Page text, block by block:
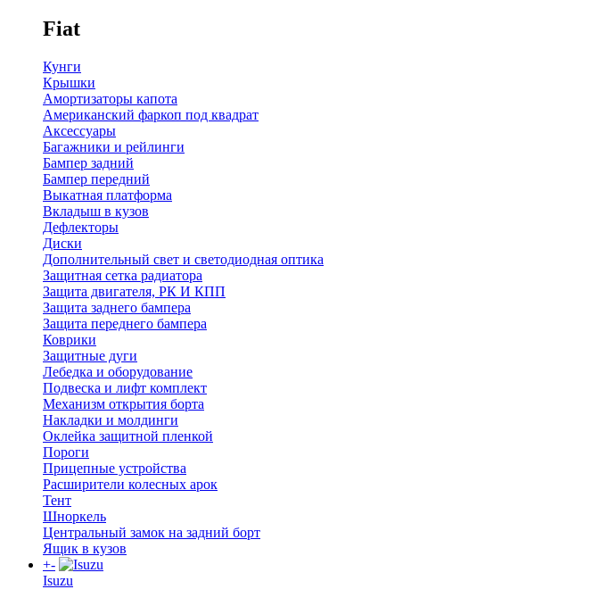
Fiat
Кунги
Крышки
Амортизаторы капота
Американский фаркоп под квадрат
Аксессуары
Багажники и рейлинги
Бампер задний
Бампер передний
Выкатная платформа
Вкладыш в кузов
Дефлекторы
Диски
Дополнительный свет и светодиодная оптика
Защитная сетка радиатора
Защита двигателя, РК И КПП
Защита заднего бампера
Защита переднего бампера
Коврики
Защитные дуги
Лебедка и оборудование
Подвеска и лифт комплект
Механизм открытия борта
Накладки и молдинги
Оклейка защитной пленкой
Пороги
Прицепные устройства
Расширители колесных арок
Тент
Шноркель
Центральный замок на задний борт
Ящик в кузов
+-
Isuzu